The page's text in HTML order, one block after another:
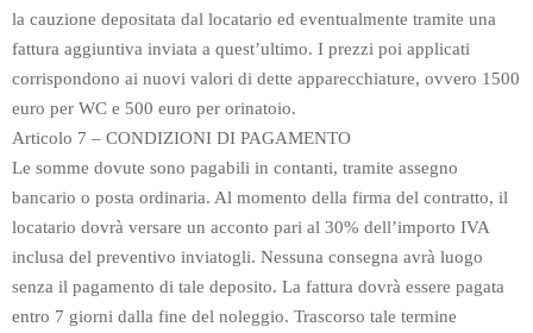
la cauzione depositata dal locatario ed eventualmente tramite una
fattura aggiuntiva inviata a quest’ultimo. I prezzi poi applicati
corrispondono ai nuovi valori di dette apparecchiature, ovvero 1500
euro per WC e 500 euro per orinatoio.
Articolo 7 – CONDIZIONI DI PAGAMENTO
Le somme dovute sono pagabili in contanti, tramite assegno
bancario o posta ordinaria. Al momento della firma del contratto, il
locatario dovrà versare un acconto pari al 30% dell’importo IVA
inclusa del preventivo inviatogli. Nessuna consegna avrà luogo
senza il pagamento di tale deposito. La fattura dovrà essere pagata
entro 7 giorni dalla fine del noleggio. Trascorso tale termine